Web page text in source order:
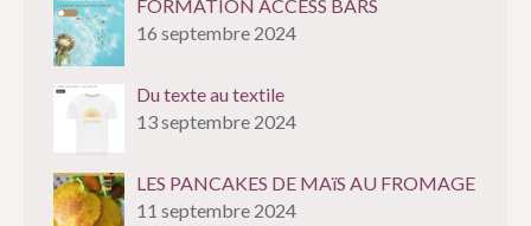
FORMATION ACCESS BARS
16 septembre 2024
Du texte au textile
13 septembre 2024
LES PANCAKES DE MAïS AU FROMAGE
11 septembre 2024